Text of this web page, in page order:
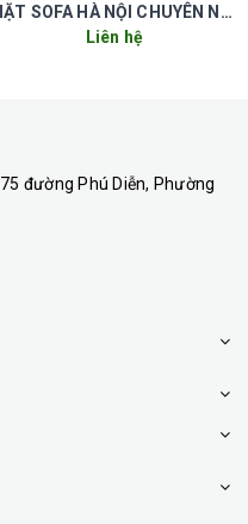
cửa của QHT Việt
250.000 Vnđ / 1 Bộ.
công nghiệp không
GIẶT SOFA HÀ NỘI CHUYÊN NGHIỆP UY TÍN GIÁ RẺ
Liên hệ
đường Phú Diễn, Phường